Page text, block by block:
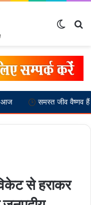
समस्त जीव वैष्णव हैं :-- स्वामी
से हराकर